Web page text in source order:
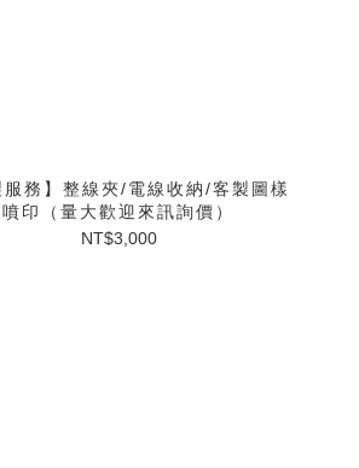
服務】整線夾/電線收納/客製圖樣
噴印（量大歡迎來訊詢價）
NT$3,000